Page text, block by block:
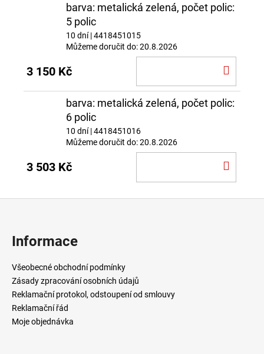
barva: metalická zelená, počet polic:
5 polic
10 dní| 4418451015
Můžeme doručit do:20.8.2026
3 150 Kč
barva: metalická zelená, počet polic:
6 polic
10 dní| 4418451016
Můžeme doručit do:20.8.2026
3 503 Kč
Informace
Všeobecné obchodní podmínky
Zásady zpracování osobních údajů
Reklamační protokol, odstoupení od smlouvy
Reklamační řád
Moje objednávka